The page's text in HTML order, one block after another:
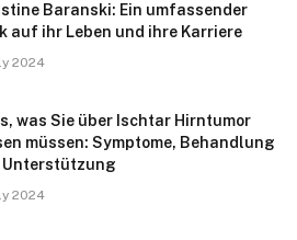
Baranski: Ein umfassender
auf ihr Leben und ihre Karriere
2024
was Sie über Ischtar Hirntumor
müssen: Symptome, Behandlung
Unterstützung
2024